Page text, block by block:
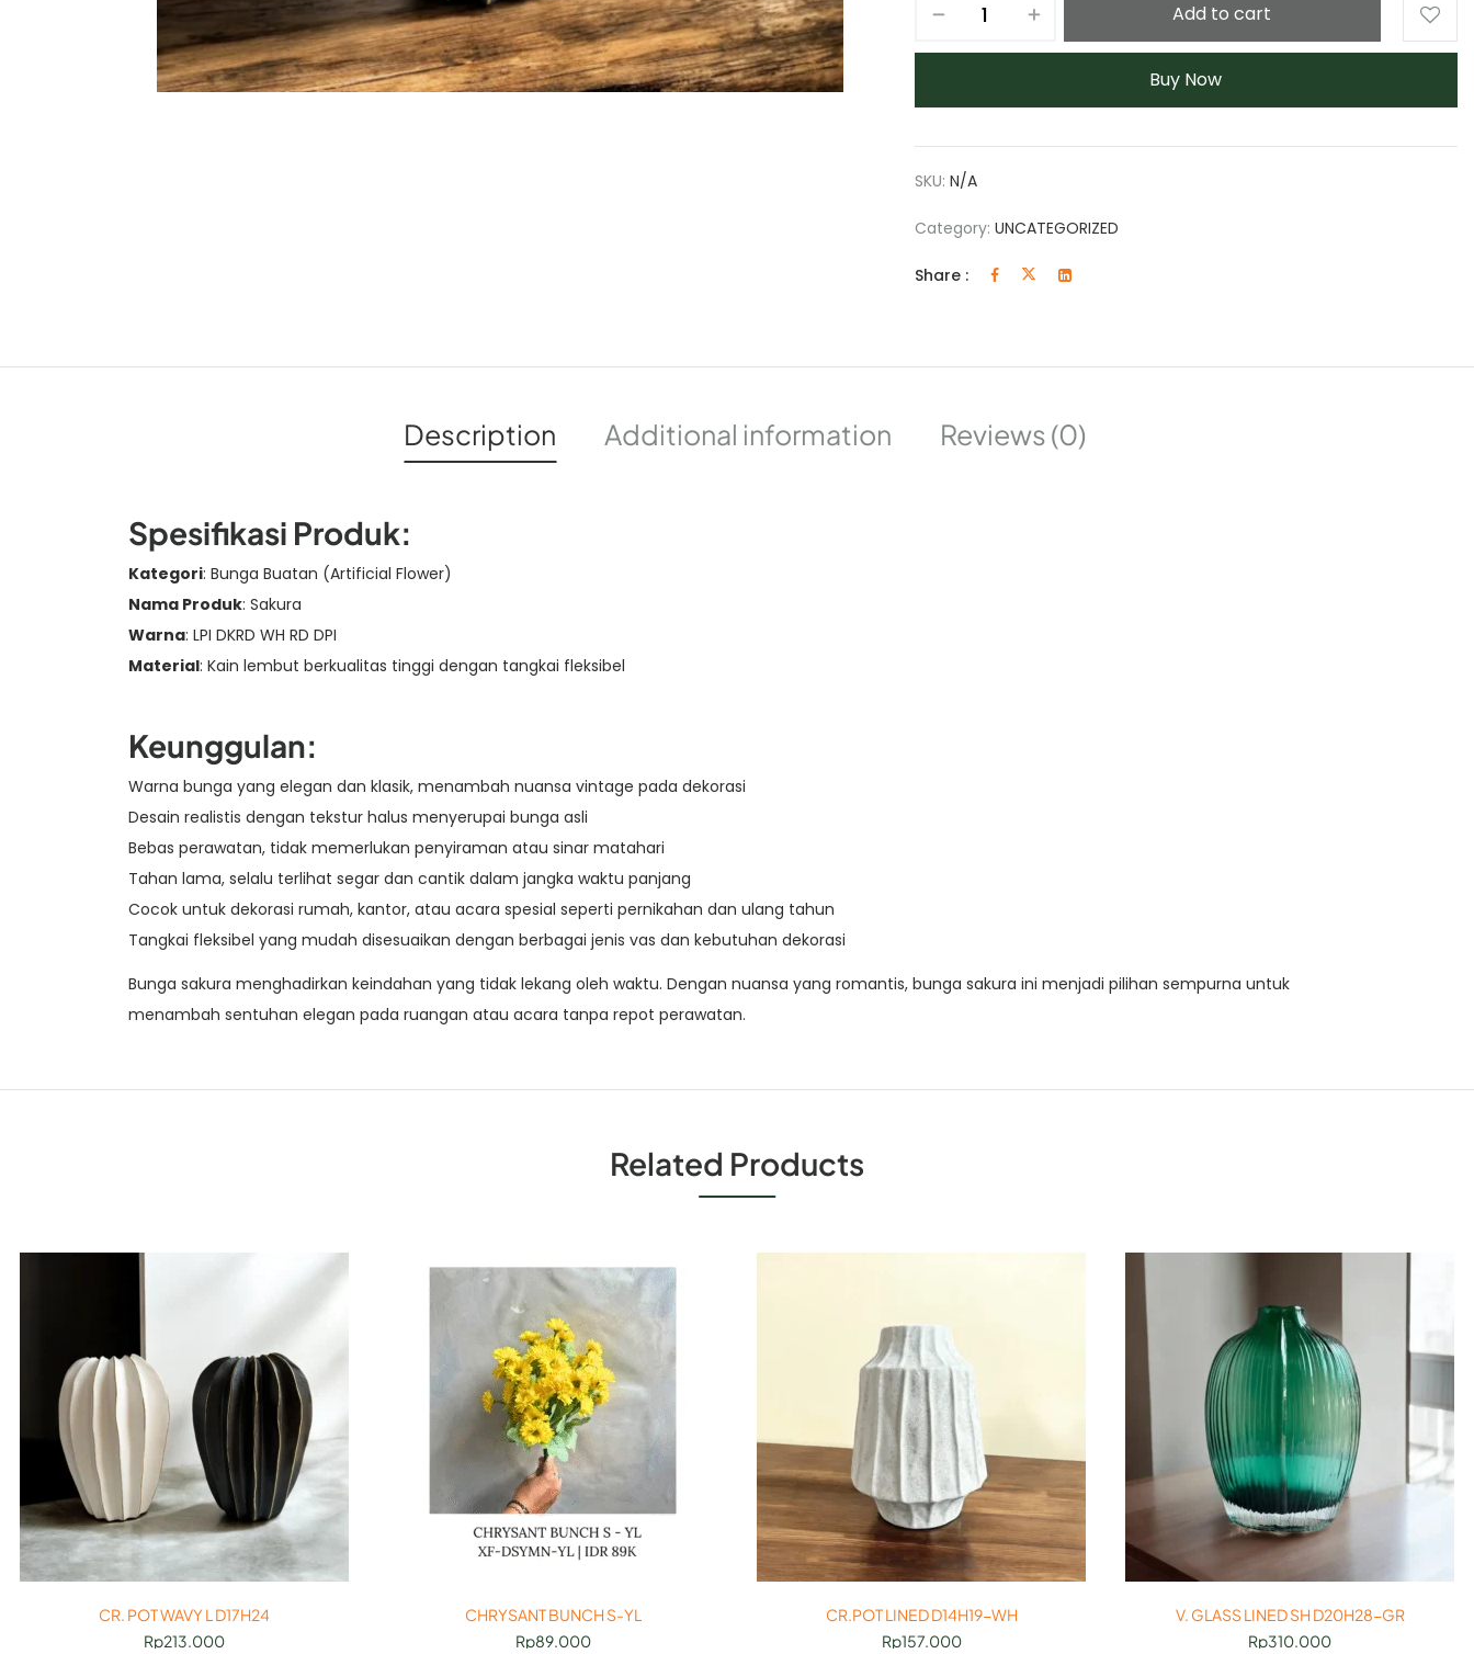
Add to cart
Buy Now
SKU: N/A
Category: UNCATEGORIZED
Share :
Description Additional information Reviews (0)
Spesifikasi Produk:
Kategori: Bunga Buatan (Artificial Flower)
Nama Produk: Sakura
Warna: LPI DKRD WH RD DPI
Material: Kain lembut berkualitas tinggi dengan tangkai fleksibel
Keunggulan:
Warna bunga yang elegan dan klasik, menambah nuansa vintage pada dekorasi
Desain realistis dengan tekstur halus menyerupai bunga asli
Bebas perawatan, tidak memerlukan penyiraman atau sinar matahari
Tahan lama, selalu terlihat segar dan cantik dalam jangka waktu panjang
Cocok untuk dekorasi rumah, kantor, atau acara spesial seperti pernikahan dan ulang tahun
Tangkai fleksibel yang mudah disesuaikan dengan berbagai jenis vas dan kebutuhan dekorasi
Bunga sakura menghadirkan keindahan yang tidak lekang oleh waktu. Dengan nuansa yang romantis, bunga sakura ini menjadi pilihan sempurna untuk
menambah sentuhan elegan pada ruangan atau acara tanpa repot perawatan.
Related Products
CR. POT WAVY L D17H24
Rp213.000
CHRYSANT BUNCH S-YL
Rp89.000
CR.POT LINED D14H19-WH
Rp157.000
V. GLASS LINED SH D20H28-GR
Rp310.000